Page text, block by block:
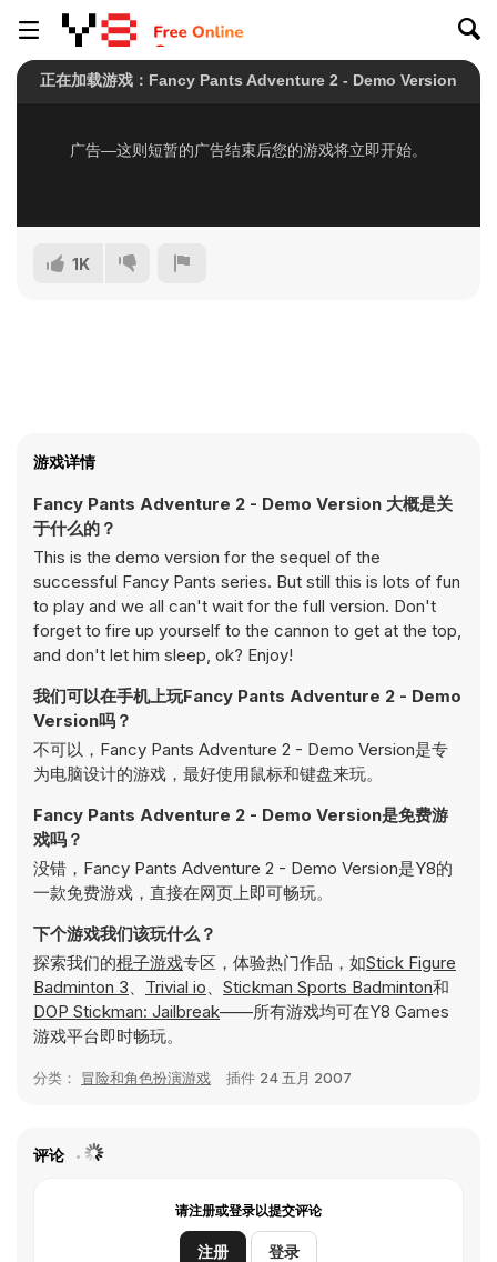
1K
游戏详情
Fancy Pants Adventure 2 - Demo Version 大概是关
于什么的？
This is the demo version for the sequel of the
successful Fancy Pants series. But still this is lots of fun
to play and we all can't wait for the full version. Don't
forget to fire up yourself to the cannon to get at the top,
and don't let him sleep, ok? Enjoy!
我们可以在手机上玩Fancy Pants Adventure 2 - Demo
Version吗？
不可以，Fancy Pants Adventure 2 - Demo Version是专
为电脑设计的游戏，最好使用鼠标和键盘来玩。
Fancy Pants Adventure 2 - Demo Version是免费游
戏吗？
没错，Fancy Pants Adventure 2 - Demo Version是Y8的
一款免费游戏，直接在网页上即可畅玩。
下个游戏我们该玩什么？
探索我们的棍子游戏专区，体验热门作品，如Stick Figure
Badminton 3、 Trivial io、 Stickman Sports Badminton和
DOP Stickman: Jailbreak——所有游戏均可在Y8 Games
游戏平台即时畅玩。
分类： 冒险和角色扮演游戏 插件 24 五月 2007
评论
请注册或登录以提交评论
注册 登录